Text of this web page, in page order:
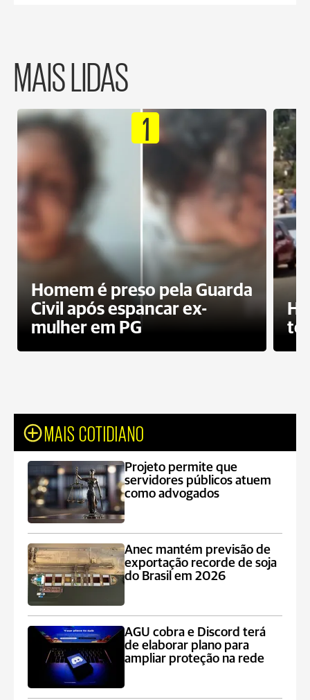
MAIS LIDAS
1
Homem é preso pela Guarda
Civil após espancar ex-
mulher em PG
MAIS COTIDIANO
Projeto permite que
servidores públicos atuem
como advogados
Anec mantém previsão de
exportação recorde de soja
do Brasil em 2026
AGU cobra e Discord terá
de elaborar plano para
ampliar proteção na rede